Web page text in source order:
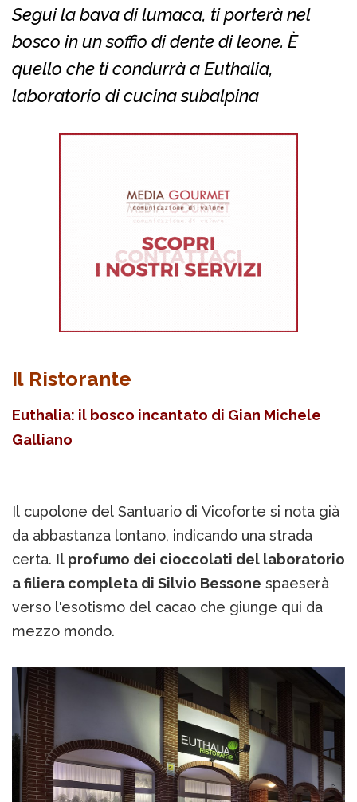
Segui la bava di lumaca, ti porterà nel
bosco in un soffio di dente di leone. È
quello che ti condurrà a Euthalia,
laboratorio di cucina subalpina
Il Ristorante
Euthalia: il bosco incantato di Gian Michele
Galliano
Il cupolone del Santuario di Vicoforte si nota già
da abbastanza lontano, indicando una strada
certa. Il profumo dei cioccolati del laboratorio
a filiera completa di Silvio Bessone spaeserà
verso l'esotismo del cacao che giunge qui da
mezzo mondo.